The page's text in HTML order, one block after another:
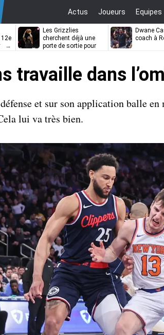
Actus Joueurs Equipes
Les Grizzlies
cherchent déjà une
porte de sortie pour
Dwane
coach à
travaille dans
et sur son application balle en
lui va très bien.